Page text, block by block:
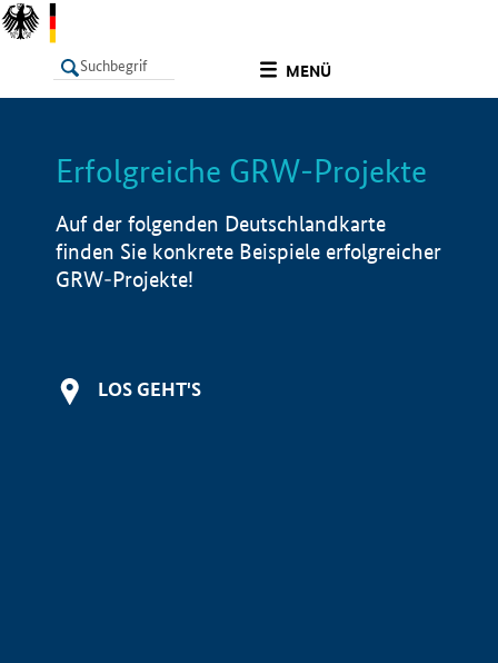
MENÜ
LISTE Info
Erfolgreiche GRW-Projekte
Auf der folgenden Deutschlandkarte
finden Sie konkrete Beispiele erfolgreicher
GRW-Projekte!
LOS GEHT'S